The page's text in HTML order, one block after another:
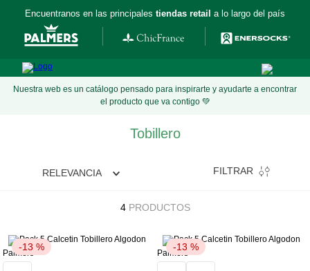
Encuentranos en las principales tiendas retail a lo largo del país
Nuestra web es un catálogo pensado para inspirarte y ayudarte a encontrar
el producto que va contigo 💚
Tobillero
RELEVANCIA FILTRAR
4 PRODUCTOS
-13 %
Palmers
-13 %
Palmers